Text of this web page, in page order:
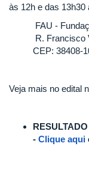
às 12h e das 13h30
FAU -
R. Francisco
CEP: 38408-
Veja mais no edital
- Clique aqui